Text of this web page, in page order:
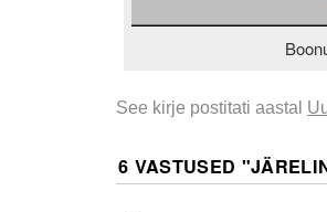
See kirje postitati aastal
6 VASTUSED "